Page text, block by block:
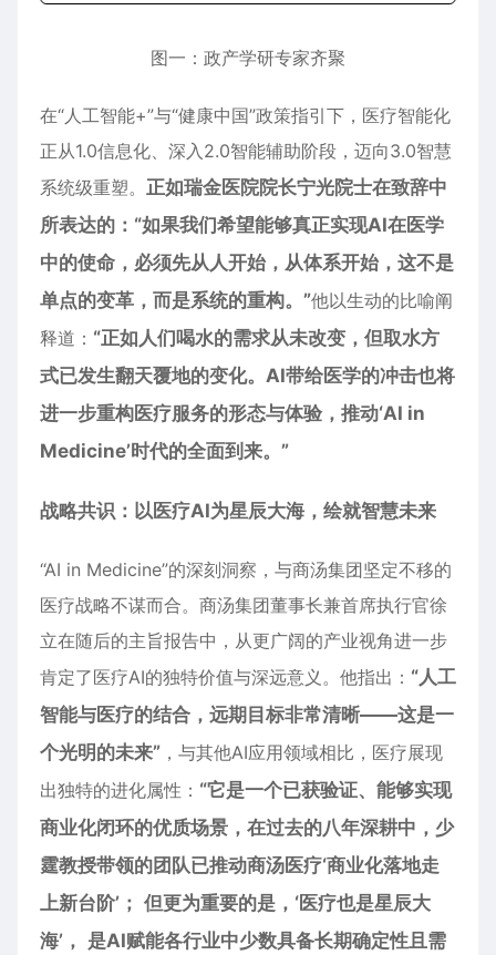
图一：政产学研专家齐聚
在“人工智能+”与“健康中国”政策指引下，医疗智能化
正从1.0信息化、深入2.0智能辅助阶段，迈向3.0智慧
系统级重塑。 正如瑞金医院院长宁光院士在致辞中
所表达的：“如果我们希望能够真正实现AI在医学
中的使命，必须先从人开始，从体系开始， 这不是
单点的变革，而是系统的重构。”他以生动的比喻阐
释道： “正如人们喝水的需求从未改变，但取水方
式已发生翻天覆地的变化。AI带给医学的冲击也将
进一步重构医疗服务的形态与体验，推动‘AI in
Medicine’时代的全面到来。”
战略共识：以医疗AI为星辰大海，绘就智慧未来
“AI in Medicine”的深刻洞察，与商汤集团坚定不移的
医疗战略不谋而合。商汤集团董事长兼首席执行官徐
立在随后的主旨报告中，从更广阔的产业视角进一步
肯定了医疗AI的独特价值与深远意义。他指出： “人工
智能与医疗的结合，远期目标非常清晰——这是一
个光明的未来” ，与其他AI应用领域相比，医疗展现
出独特的进化属性： “它是一个已获验证、 能够实现
商业化闭环的优质场景，在过去的八年深耕中，少
霆教授带领的团队已推动商汤医疗‘商业化落地走
上新台阶’ ； 但更为重要的是， ‘医疗也是星辰大
海’ ， 是AI赋能各行业中少数具备长期确定性且需